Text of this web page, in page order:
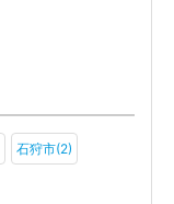
石狩市(2)